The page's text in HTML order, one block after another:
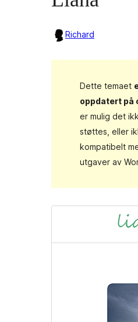
Richard
Dette temaet
oppdatert på
er mulig det
støttes, eller
kompatibelt
utgaver av